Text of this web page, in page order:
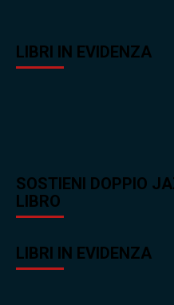
LIBRI IN EVIDENZA
SOSTIENI DOPPIO
LIBRO
LIBRI IN EVIDENZA